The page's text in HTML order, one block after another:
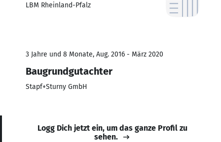
LBM Rheinland-Pfalz
3 Jahre und 8 Monate, Aug. 2016 - März 2020
Baugrundgutachter
Stapf+Sturny GmbH
Logg Dich jetzt ein, um das ganze Profil zu
sehen.